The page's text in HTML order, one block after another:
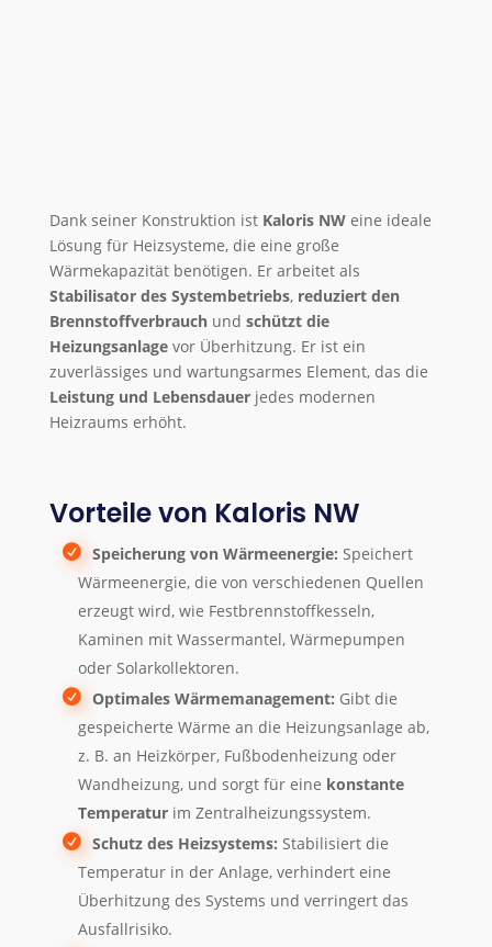
Dank seiner Konstruktion ist Kaloris NWeine ideale
Lösung für Heizsysteme, die eine große
Wärmekapazität benötigen. Er arbeitet als
Stabilisator des Systembetriebs, reduziert den
Brennstoffverbrauch und schützt die
Heizungsanlagevor Überhitzung. Er ist ein
zuverlässiges und wartungsarmes Element, das die
Leistung und Lebensdauerjedes modernen
Heizraums erhöht.
Vorteile von Kaloris NW
Speicherung von Wärmeenergie: Speichert
Wärmeenergie, die von verschiedenen Quellen
erzeugt wird, wie Festbrennstoffkesseln,
Kaminen mit Wassermantel, Wärmepumpen
oder Solarkollektoren.
Optimales Wärmemanagement: Gibt die
gespeicherte Wärme an die Heizungsanlage ab,
z. B. an Heizkörper, Fußbodenheizung oder
Wandheizung, und sorgt für eine konstante
Temperaturim Zentralheizungssystem.
Schutz des Heizsystems: Stabilisiert die
Temperatur in der Anlage, verhindert eine
Überhitzung des Systems und verringert das
Ausfallrisiko.